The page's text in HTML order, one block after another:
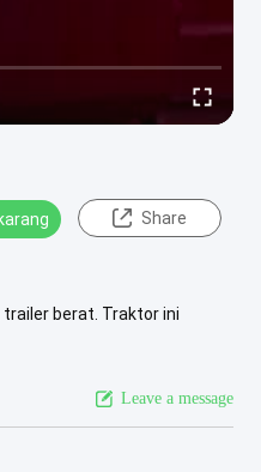
Share
trailer berat. Traktor ini
Leave a message